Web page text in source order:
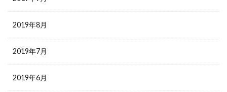
2019年8月
2019年7月
2019年6月